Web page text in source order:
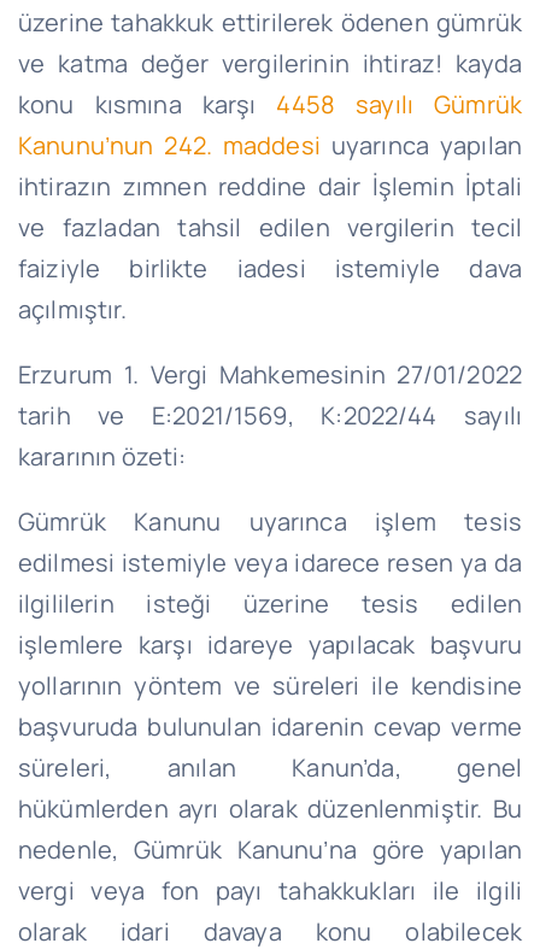
üzerine tahakkuk ettirilerek ödenen gümrük
ve katma değer vergilerinin ihtiraz! kayda
konu kısmına karşı 4458 sayılı Gümrük
Kanunu’nun 242. maddesi uyarınca yapılan
ihtirazın zımnen reddine dair İşlemin İptali
ve fazladan tahsil edilen vergilerin tecil
faiziyle birlikte iadesi istemiyle dava
açılmıştır.
Erzurum 1. Vergi Mahkemesinin 27/01/2022
tarih ve E:2021/1569, K:2022/44 sayılı
kararının özeti:
Gümrük Kanunu uyarınca işlem tesis
edilmesi istemiyle veya idarece resen ya da
ilgililerin isteği üzerine tesis edilen
işlemlere karşı idareye yapılacak başvuru
yollarının yöntem ve süreleri ile kendisine
başvuruda bulunulan idarenin cevap verme
süreleri, anılan Kanun’da, genel
hükümlerden ayrı olarak düzenlenmiştir. Bu
nedenle, Gümrük Kanunu’na göre yapılan
vergi veya fon payı tahakkukları ile ilgili
olarak idari davaya konu olabilecek